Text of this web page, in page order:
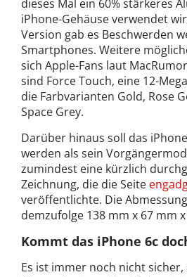
dieses Mal ein 60% stärkeres
iPhone-Gehäuse verwendet
Version gab es Beschwerden
Smartphones. Weitere
sich Apple-Fans laut
sind Force Touch, eine 12-
die Farbvarianten Gold, Rose
Space Grey.
Darüber hinaus soll das
werden als sein
zumindest eine kürzlich
Zeichnung, die die Seite
veröffentlichte. Die
demzufolge 138 mm x 67 mm
Kommt das iPhone 6c
Es ist immer noch nicht